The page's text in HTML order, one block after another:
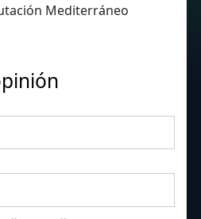
Mediterráneo